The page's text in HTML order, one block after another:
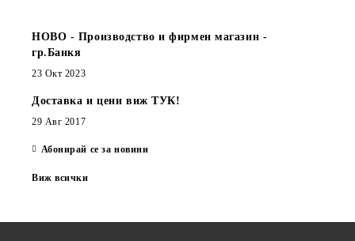
НОВО - Производство и фирмен магазин -
гр.Банкя
23 Окт 2023
Доставка и цени виж ТУК!
29 Авг 2017
Абонирай се за новини
Виж всички